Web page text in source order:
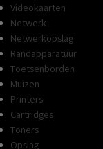
Videokaarten
Netwerk
Netwerkopslag
Randapparatuur
Toetsenborden
Muizen
Printers
Cartridges
Toners
Opslag